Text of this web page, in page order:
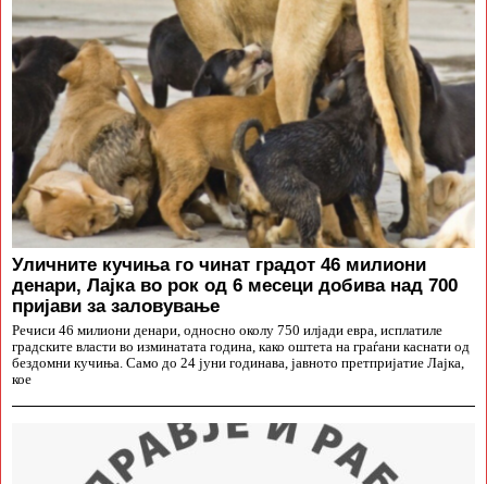
Уличните кучиња го чинат градот 46 милиони
денари, Лајка во рок од 6 месеци добива над 700
пријави за заловување
Речиси 46 милиони денари, односно околу 750 илјади евра, исплатиле
градските власти во изминатата година, како оштета на граѓани каснати од
бездомни кучиња. Само до 24 јуни годинава, јавното претпријатие Лајка,
кое